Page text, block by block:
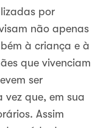
por
não apenas
à criança e à
que vivenciam
ser
que, em sua
Assim